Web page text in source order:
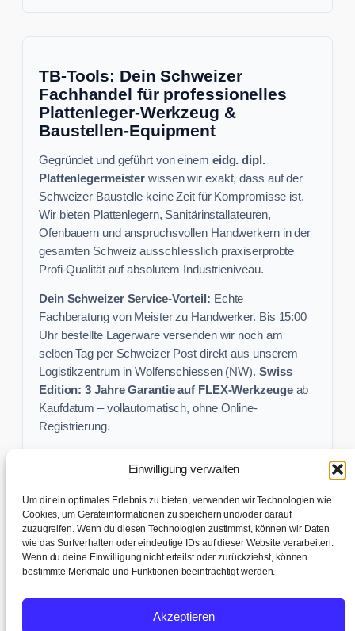
Einwilligung verwalten
Um dir ein optimales Erlebnis zu bieten, verwenden wir Technologien wie
Cookies, um Geräteinformationen zu speichern und/oder darauf
zuzugreifen. Wenn du diesen Technologien zustimmst, können wir Daten
wie das Surfverhalten oder eindeutige IDs auf dieser Website verarbeiten.
Wenn du deine Einwilligung nicht erteilst oder zurückziehst, können
bestimmte Merkmale und Funktionen beeinträchtigt werden.
Akzeptieren
TB-Tools: Dein Schweizer
Fachhandel für professionelles
Plattenleger-Werkzeug &
Baustellen-Equipment
Gegründet und geführt von einem eidg. dipl.
Plattenlegermeister wissen wir exakt, dass auf der
Schweizer Baustelle keine Zeit für Kompromisse ist.
Wir bieten Plattenlegern, Sanitärinstallateuren,
Ofenbauern und anspruchsvollen Handwerkern in der
gesamten Schweiz ausschliesslich praxiserprobte
Profi-Qualität auf absolutem Industrieniveau.
Dein Schweizer Service-Vorteil: Echte
Fachberatung von Meister zu Handwerker. Bis 15:00
Uhr bestellte Lagerware versenden wir noch am
selben Tag per Schweizer Post direkt aus unserem
Logistikzentrum in Wolfenschiessen (NW). Swiss
Edition: 3 Jahre Garantie auf FLEX-Werkzeugeab
Kaufdatum – vollautomatisch, ohne Online-
Registrierung.
Sichere dir exklusive Angebote und praktische
Baustellen-Tipps direkt in dein Postfach.
✉ Zur Anmeldung
Versand & Abholung |Cookie-Richtlinie